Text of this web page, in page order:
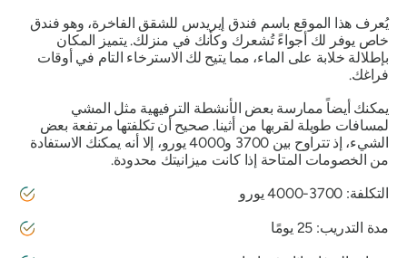
يُعرف هذا الموقع باسم فندق إيريدس للشقق الفاخرة، وهو فندق
خاص يوفر لك أجواءً تُشعرك وكأنك في منزلك. يتميز المكان
بإطلالة خلابة على الماء، مما يتيح لك الاسترخاء التام في أوقات
فراغك.
يمكنك أيضاً ممارسة بعض الأنشطة الترفيهية مثل المشي
لمسافات طويلة لقربها من أثينا. صحيح أن تكلفتها مرتفعة بعض
الشيء، إذ تتراوح بين 3700 و4000 يورو، إلا أنه يمكنك الاستفادة
من الخصومات المتاحة إذا كانت ميزانيتك محدودة.
التكلفة: 3700-4000 يورو
مدة التدريب: 25 يومًا